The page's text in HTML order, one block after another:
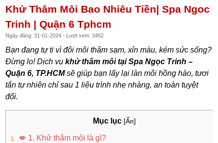
Khử Thâm Môi Bao Nhiêu Tiền| Spa Ngoc
Trinh | Quận 6 Tphcm
Ngày đăng: 31-01-2024 - Lượt xem: 3452
Bạn đang tự ti vì đôi môi thâm sạm, xỉn màu, kém sức sống?
Đừng lo! Dịch vụkhử thâm môi tại Spa Ngọc Trinh –
Quận 6, TP.HCMsẽ giúp bạn lấy lại làn môi hồng hào, tươi
tắn tự nhiên chỉ sau 1 liệu trình nhẹ nhàng, an toàn tuyệt
đối.
Mục lục [Ẩn]
💋 1. Khử thâm môi là gì?